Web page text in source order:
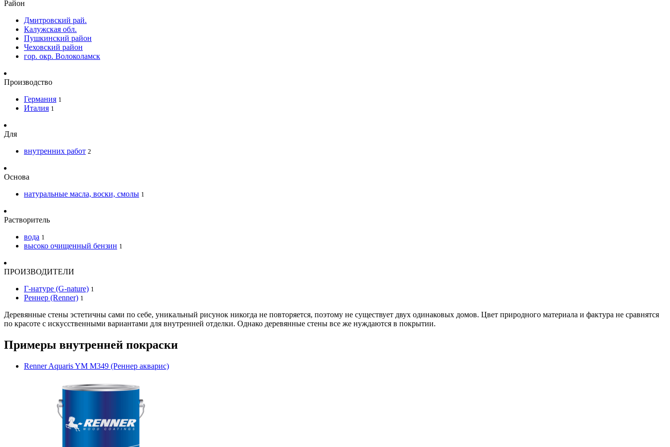
Район
Дмитровский рай.
Калужская обл.
Пушкинский район
Чеховский район
гор. окр. Волоколамск
Производство
Германия 1
Италия 1
Для
внутренних работ 2
Основа
натуральные масла, воски, смолы 1
Растворитель
вода 1
высоко очищенный бензин 1
ПРОИЗВОДИТЕЛИ
Г-натуре (G-nature) 1
Реннер (Renner) 1
Деревянные стены эстетичны сами по себе, уникальный рисунок никогда не повторяется, поэтому не существует двух одинаковых домов. Цвет природного материала и фактура не сравнятся
по красоте с искусственными вариантами для внутренней отделки. Однако деревянные стены все же нуждаются в покрытии.
Примеры внутренней покраски
Renner Aquaris YM M349 (Реннер акварис)